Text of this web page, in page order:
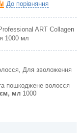
До порівняння
ART Collagen
1000 мл
Для зволоження
пошкоджене волосся
мл 1000